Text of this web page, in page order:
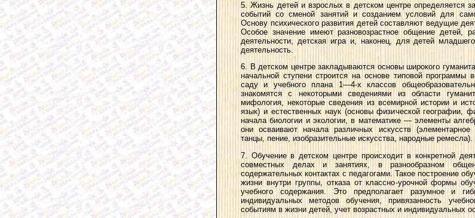
5. Жизнь детей и взрослых в детском центре определяется
событий со сменой занятий и созданием условий для
Основу психического развития детей составляют ведущие
Особое значение имеют разновозрастное общение детей,
деятельности, детская игра и, наконец, для детей
деятельность.
6. В детском центре закладываются основы широкого
начальной ступени строится на основе типовой программы
саду и учебного плана 1—4-х классов
знакомятся с некоторыми сведениями из области
мифология, некоторые сведения из всемирной истории и
язык) и естественных наук (основы физической географии,
начала биологии и экологии, в математике — элементы
они осваивают начала различных искусств (элементарное
танцы, пение, изобразительные искусства, народные ремесла).
7. Обучение в детском центре происходит в конкретной
совместных делах и занятиях, в разнообразном
содержательных контактах с педагогами. Такое построение
жизни внутри группы, отказа от классно-урочной формы
учебного содержания. Это предполагает разумное и
индивидуальных методов обучения, привязанность
событиям в жизни детей, учет возрастных и индивидуальных